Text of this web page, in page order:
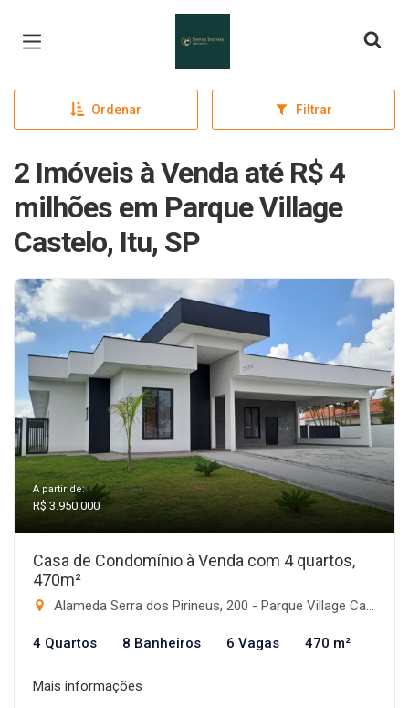
Ordenar Filtrar
2 Imóveis à Venda até R$ 4
milhões em Parque Village
Castelo, Itu, SP
A partir de:
R$ 3.950.000
Casa de Condomínio à Venda com 4 quartos,
470m²
Alameda Serra dos Pirineus, 200 - Parque Village Castelo, Itu-SP
4 Quartos 8 Banheiros 6 Vagas 470 m²
Mais informações